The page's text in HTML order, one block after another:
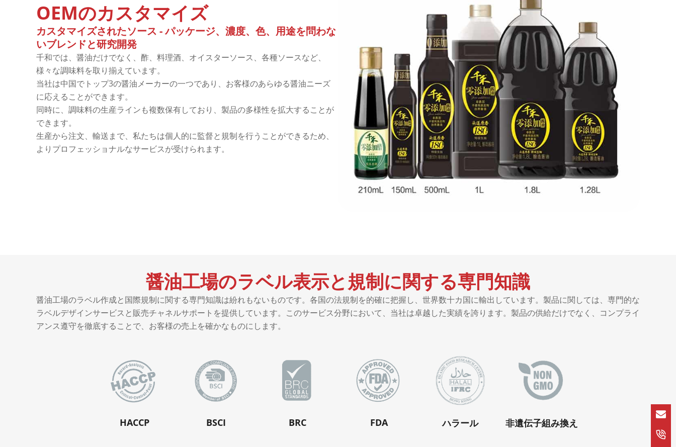
OEMのカスタマイズ
カスタマイズされたソース - パッケージ、濃度、色、用途を問わな
いブレンドと研究開発
千和では、醤油だけでなく、酢、料理酒、オイスターソース、各種ソースなど、
様々な調味料を取り揃えています。
当社は中国でトップ3の醤油メーカーの一つであり、お客様のあらゆる醤油ニーズ
に応えることができます。
同時に、調味料の生産ラインも複数保有しており、製品の多様性を拡大することが
できます。
生産から注文、輸送まで、私たちは個人的に監督と規制を行うことができるため、
よりプロフェッショナルなサービスが受けられます。
醤油工場のラベル表示と規制に関する専門知識
醤油工場のラベル作成と国際規制に関する専門知識は紛れもないものです。各国の法規制を的確に把握し、世界数十カ国に輸出しています。製品に関しては、専門的な
ラベルデザインサービスと販売チャネルサポートを提供しています。このサービス分野において、当社は卓越した実績を誇ります。製品の供給だけでなく、コンプライ
アンス遵守を徹底することで、お客様の売上を確かなものにします。
HACCP BSCI BRC FDA ハラール 非遺伝子組み換え